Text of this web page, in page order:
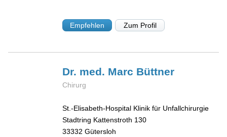
Empfehlen Zum Profil
Dr. med. Marc Büttner
Chirurg
St.-Elisabeth-Hospital Klinik für Unfallchirurgie
Stadtring Kattenstroth 130
33332 Gütersloh